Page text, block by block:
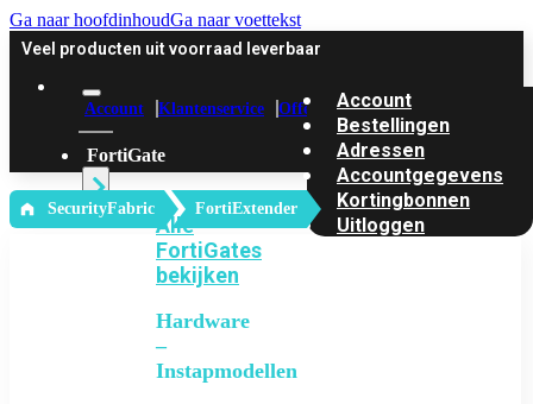
Ga naar hoofdinhoudGa naar voettekst
Veel producten uit voorraad leverbaar
Account Klantenservice Offerte
FortiGate
Alle
FortiGates
bekijken
Hardware
–
Instapmodellen
Account
Bestellingen
Adressen
Accountgegevens
Kortingbonnen
Uitloggen
‎ SecurityFabric FortiExtender